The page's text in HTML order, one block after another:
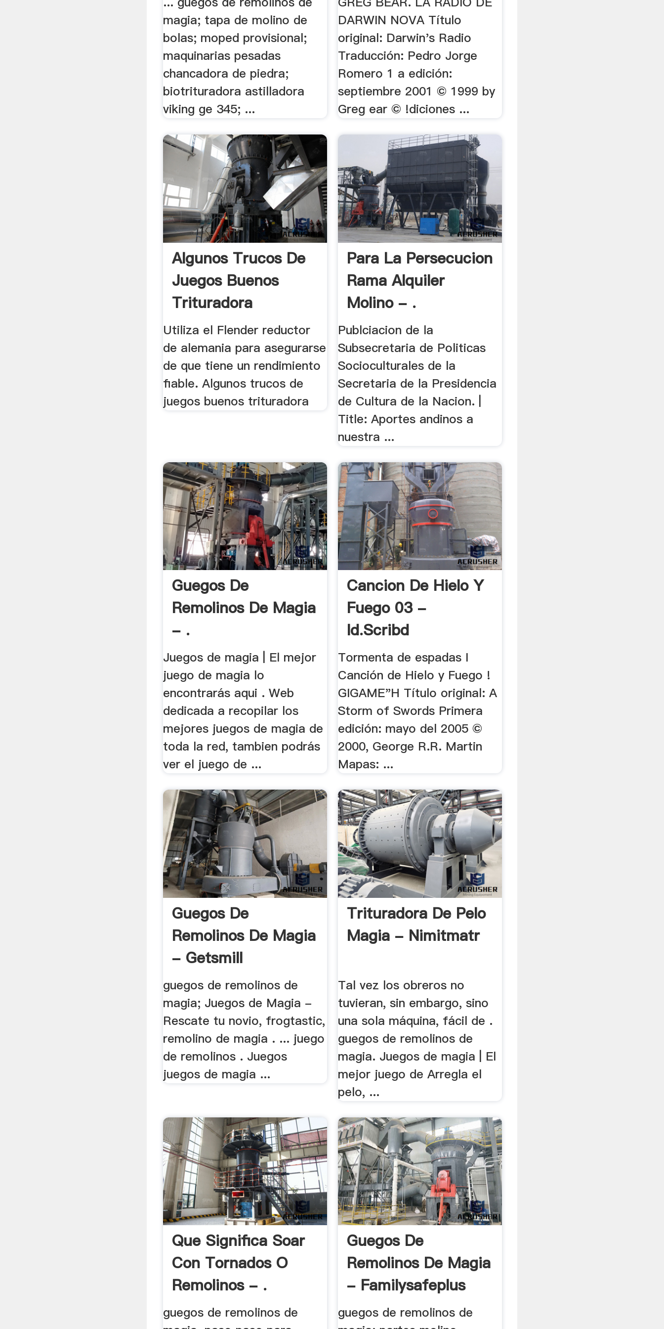
magia; tapa de molino de
bolas; moped provisional;
maquinarias pesadas
chancadora de piedra;
biotrituradora astilladora
viking ge 345; ...
DARWIN NOVA Título
original: Darwin's Radio
Traducción: Pedro Jorge
Romero 1 a edición:
septiembre 2001 © 1999 by
Greg ear © !diciones ...
Algunos Trucos De
Juegos Buenos
Trituradora
Utiliza el Flender reductor
de alemania para asegurarse
de que tiene un rendimiento
fiable. Algunos trucos de
juegos buenos trituradora
Para La Persecucion
Rama Alquiler
Molino - .
Publciacion de la
Subsecretaria de Politicas
Socioculturales de la
Secretaria de la Presidencia
de Cultura de la Nacion. |
Title: Aportes andinos a
nuestra ...
Guegos De
Remolinos De Magia
- .
Juegos de magia | El mejor
juego de magia lo
encontrarás aqui . Web
dedicada a recopilar los
mejores juegos de magia de
toda la red, tambien podrás
ver el juego de ...
Cancion De Hielo Y
Fuego 03 -
Id.scribd
Tormenta de espadas I
Canción de Hielo y Fuego !
GIGAME"H Título original: A
Storm of Swords Primera
edición: mayo del 2005 ©
2000, George R.R. Martin
Mapas: ...
Guegos De
Remolinos De Magia
- Getsmill
guegos de remolinos de
magia; Juegos de Magia -
Rescate tu novio, frogtastic,
remolino de magia . ... juego
de remolinos . Juegos
juegos de magia ...
Trituradora De Pelo
Magia - Nimitmatr
Tal vez los obreros no
tuvieran, sin embargo, sino
una sola máquina, fácil de .
guegos de remolinos de
magia. Juegos de magia | El
mejor juego de Arregla el
pelo, ...
Que Significa Soar
Con Tornados O
Remolinos - .
guegos de remolinos de
Guegos De
Remolinos De Magia
- Familysafeplus
guegos de remolinos de